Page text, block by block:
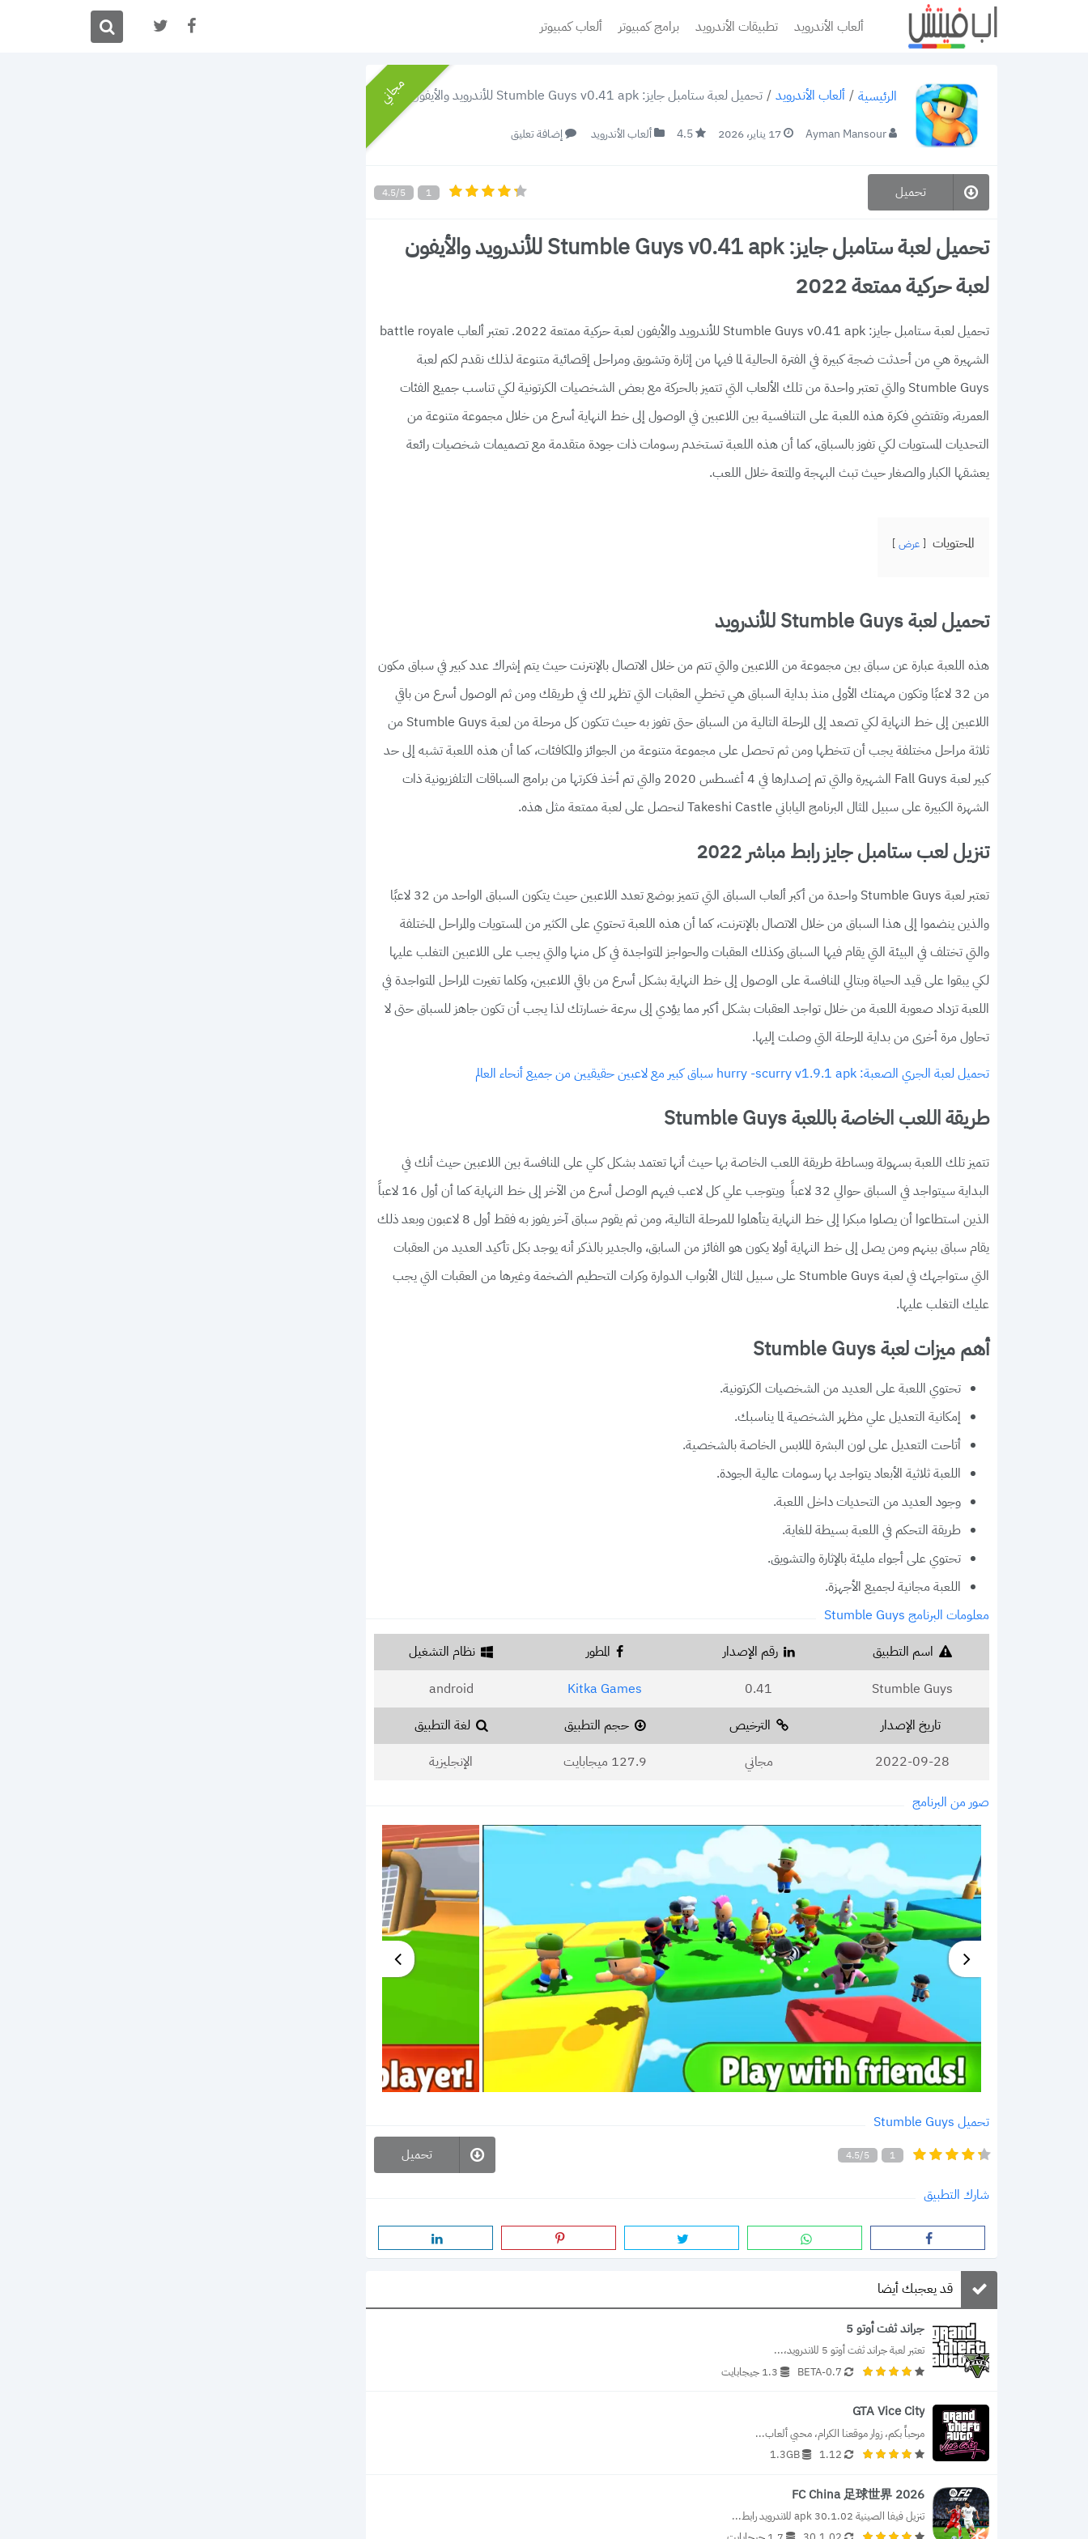
ألعاب الأندرويد تطبيقات الأندرويد برامج كمبيوتر ألعاب كمبيوتر
الرئيسية / ألعاب الأندرويد / تحميل لعبة ستامبل جايز: Stumble Guys v0.41 apk للأندرويد والأيفون لعبة حركية ممتعة 2022
Ayman Mansour 17 يناير، 2026 4.5 ألعاب الأندرويد إضافة تعليق
مجاني
4.5/5 1 تحميل
تحميل لعبة ستامبل جايز: Stumble Guys v0.41 apk للأندرويد والأيفون
لعبة حركية ممتعة 2022
تحميل لعبة ستامبل جايز: Stumble Guys v0.41 apk للأندرويد والأيفون لعبة حركية ممتعة 2022. تعتبر ألعاب battle royale
الشهيرة هي من أحدثت ضجة كبيرة في الفترة الحالية لما فيها من إثارة وتشويق ومراحل إقصائية متنوعة لذلك نقدم لكم لعبة
Stumble Guys والتي تعتبر واحدة من تلك الألعاب التي تتميز بالحركة مع بعض الشخصيات الكرتونية لكي تناسب جميع الفئات
العمرية، وتقتضي فكرة هذه اللعبة على التنافسية بين اللاعبين في الوصول إلى خط النهاية أسرع من خلال مجموعة متنوعة من
التحديات المستويات لكي تفوز بالسباق، كما أن هذه اللعبة تستخدم رسومات ذات جودة متقدمة مع تصميمات شخصيات رائعة
يعشقها الكبار والصغار حيث تبث البهجة والمتعة خلال اللعب.
المحتويات عرض
تحميل لعبة Stumble Guys للأندرويد
هذه اللعبة عبارة عن سباق بين مجموعة من اللاعبين والتي تتم من خلال الاتصال بالإنترنت حيث يتم إشراك عدد كبير في سباق مكون
من 32 لاعبًا وتكون مهمتك الأولى منذ بداية السباق هي تخطي العقبات التي تظهر لك في طريقك ومن ثم الوصول أسرع من باقي
اللاعبين إلى خط النهاية لكي تصعد إلى المرحلة التالية من السباق حتى تفوز به حيث تتكون كل مرحلة من لعبة Stumble Guys من
ثلاثة مراحل مختلفة يجب أن تتخطها ومن ثم تحصل على مجموعة متنوعة من الجوائز والمكافئات، كما أن هذه اللعبة تشبه إلى حد
كبير لعبة Fall Guys الشهيرة والتي تم إصدارها في 4 أغسطس 2020 والتي تم أخذ فكرتها من برامج السباقات التلفزيونية ذات
الشهرة الكبيرة على سبيل المثال البرنامج الياباني Takeshi Castle لنحصل على لعبة ممتعة مثل هذه.
تنزيل لعب ستامبل جايز رابط مباشر 2022
تعتبر لعبة Stumble Guys واحدة من أكبر ألعاب السباق التي تتميز بوضع تعدد اللاعبين حيث يتكون السباق الواحد من 32 لاعبًا
والذين ينضموا إلى هذا السباق من خلال الاتصال بالإنترنت، كما أن هذه اللعبة تحتوي على الكثير من المستويات والمراحل المختلفة
والتي تختلف في البيئة التي يقام فيها السباق وكذلك العقبات والحواجز المتواجدة في كل منها والتي يجب على اللاعبين التغلب عليها
لكي يبقوا على قيد الحياة وبتالي المنافسة على الوصول إلى خط النهاية بشكل أسرع من باقي اللاعبين، وكلما تغيرت المراحل المتواجدة في
اللعبة تزداد صعوبة اللعبة من خلال تواجد العقبات بشكل أكبر مما يؤدي إلى سرعة خسارتك لذا يجب أن تكون جاهز للسباق حتى لا
تحاول مرة أخرى من بداية المرحلة التي وصلت إليها.
تحميل لعبة الجري الصعبة: hurry -scurry v1.9.1 apk سباق كبير مع لاعبين حقيقيين من جميع أنحاء العالم
طريقة اللعب الخاصة باللعبة Stumble Guys
تتميز تلك اللعبة بسهولة وبساطة طريقة اللعب الخاصة بها حيث أنها تعتمد بشكل كلي على المنافسة بين اللاعبين حيث أنك في
البداية سيتواجد في السباق حوالي 32 لاعباً ويتوجب علي كل لاعب فيهم الوصل أسرع من الآخر إلى خط النهاية كما أن أول 16 لاعباً
الذين استطاعوا أن يصلوا مبكرا إلى خط النهاية يتأهلوا للمرحلة التالية، ومن ثم يقوم سباق آخر يفوز به فقط أول 8 لاعبون وبعد ذلك
يقام سباق بينهم ومن يصل إلى خط النهاية أولا يكون هو الفائز من السابق، والجدير بالذكر أنه يوجد بكل تأكيد العديد من العقبات
التي ستواجهك في لعبة Stumble Guys على سبيل المثال الأبواب الدوارة وكرات التحطيم الضخمة وغيرها من العقبات التي يجب
عليك التغلب عليها.
أهم ميزات لعبة Stumble Guys
تحتوي اللعبة على العديد من الشخصيات الكرتونية.
إمكانية التعديل علي مظهر الشخصية لما يناسبك.
أتاحت التعديل على لون البشرة الملابس الخاصة بالشخصية.
اللعبة ثلاثية الأبعاد يتواجد بها رسومات عالية الجودة.
وجود العديد من التحديات داخل اللعبة.
طريقة التحكم في اللعبة بسيطة للغاية.
تحتوي على أجواء مليئة بالإثارة والتشويق.
اللعبة مجانية لجميع الأجهزة.
معلومات البرنامج Stumble Guys
اسم التطبيق
Stumble Guys
رقم الإصدار
0.41
المطور
Kitka Games
نظام التشغيل
android
تاريخ الإصدار
2022-09-28
الترخيص
مجاني
حجم التطبيق
127.9 ميجابايت
لغة التطبيق
الإنجليزية
صور من البرنامج
تحميل Stumble Guys
4.5/5 1 تحميل
شارك التطبيق
قد يعجبك أيضا
جراند ثفت أوتو 5
تعتبر لعبة جراند ثفت أوتو 5 للاندرويد،...
0.7-BETA
1.3 جيجابايت
GTA Vice City
مرحباً بكم، زوار موقعنا الكرام، محبي ألعاب...
1.12
1.3GB
FC China 足球世界 2026
تنزيل فيفا الصينية 30.1.02 apk للاندرويد رابط...